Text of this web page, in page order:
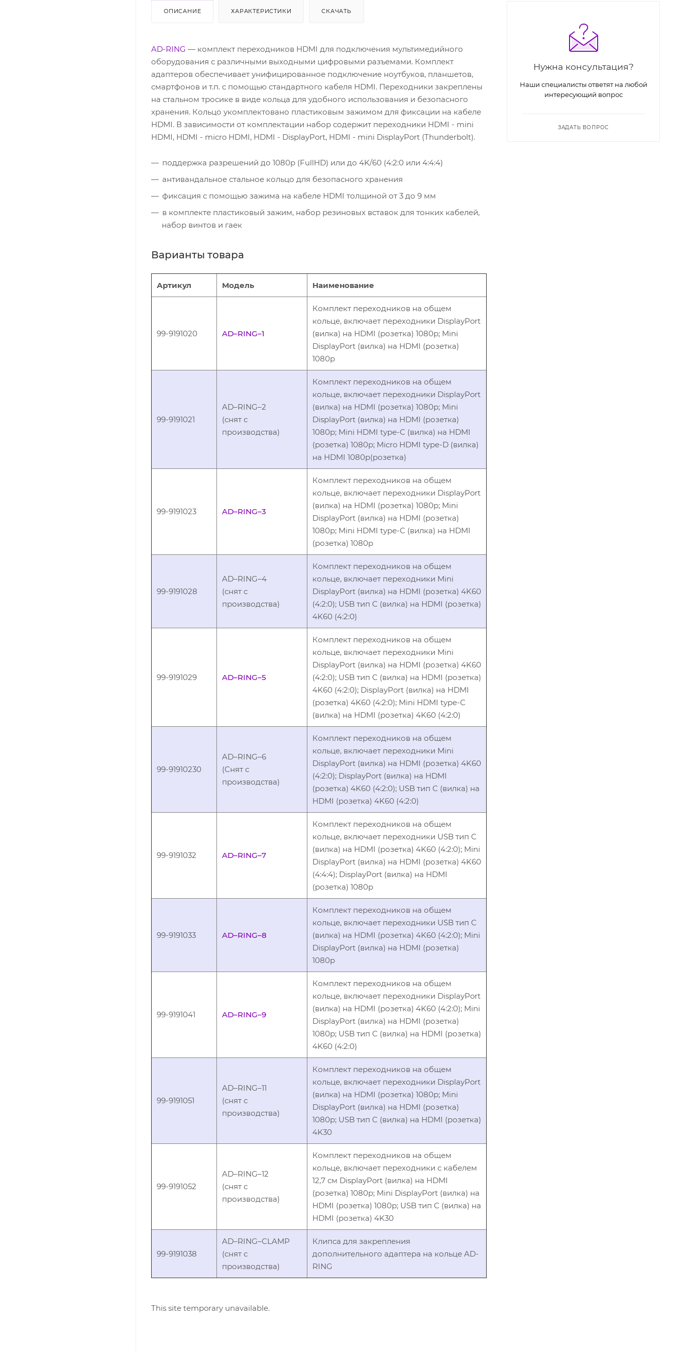
ОПИСАНИЕ ХАРАКТЕРИСТИКИ СКАЧАТЬ
AD-RING — комплект переходников HDMI для подключения мультимедийного
оборудования с различными выходными цифровыми разъемами. Комплект
адаптеров обеспечивает унифицированное подключение ноутбуков, планшетов,
смартфонов и т.п. c помощью стандартного кабеля HDMI. Переходники закреплены
на стальном тросике в виде кольца для удобного использования и безопасного
хранения. Кольцо укомплектовано пластиковым зажимом для фиксации на кабеле
HDMI. В зависимости от комплектации набор содержит переходники HDMI - mini
HDMI, HDMI - micro HDMI, HDMI - DisplayPort, HDMI - mini DisplayPort (Thunderbolt).
поддержка разрешений до 1080p (FullHD) или до 4K/60 (4:2:0 или 4:4:4)
антивандальное стальное кольцо для безопасного хранения
фиксация с помощью зажима на кабеле HDMI толщиной от 3 до 9 мм
в комплекте пластиковый зажим, набор резиновых вставок для тонких кабелей,
набор винтов и гаек
Варианты товара
Артикул Модель Наименование
99-9191020 AD–RING–1
Комплект переходников на общем
кольце, включает переходники DisplayPort
(вилка) на HDMI (розетка) 1080p; Mini
DisplayPort (вилка) на HDMI (розетка)
1080p
99-9191021
AD–RING–2
(снят с
производства)
Комплект переходников на общем
кольце, включает переходники DisplayPort
(вилка) на HDMI (розетка) 1080p; Mini
DisplayPort (вилка) на HDMI (розетка)
1080p; Mini HDMI type-C (вилка) на HDMI
(розетка) 1080p; Micro HDMI type-D (вилка)
на HDMI 1080p(розетка)
99-9191023 AD–RING–3
Комплект переходников на общем
кольце, включает переходники DisplayPort
(вилка) на HDMI (розетка) 1080p; Mini
DisplayPort (вилка) на HDMI (розетка)
1080p; Mini HDMI type-C (вилка) на HDMI
(розетка) 1080p
99-9191028
AD–RING–4
(снят с
производства)
Комплект переходников на общем
кольце, включает переходники Mini
DisplayPort (вилка) на HDMI (розетка) 4K60
(4:2:0); USB тип C (вилка) на HDMI (розетка)
4K60 (4:2:0)
99-9191029 AD–RING–5
Комплект переходников на общем
кольце, включает переходники Mini
DisplayPort (вилка) на HDMI (розетка) 4K60
(4:2:0); USB тип C (вилка) на HDMI (розетка)
4K60 (4:2:0); DisplayPort (вилка) на HDMI
(розетка) 4K60 (4:2:0); Mini HDMI type-C
(вилка) на HDMI (розетка) 4K60 (4:2:0)
99-91910230
AD–RING–6
(Снят с
производства)
Комплект переходников на общем
кольце, включает переходники Mini
DisplayPort (вилка) на HDMI (розетка) 4K60
(4:2:0); DisplayPort (вилка) на HDMI
(розетка) 4K60 (4:2:0); USB тип C (вилка) на
HDMI (розетка) 4K60 (4:2:0)
99-9191032 AD–RING–7
Комплект переходников на общем
кольце, включает переходники USB тип C
(вилка) на HDMI (розетка) 4K60 (4:2:0); Mini
DisplayPort (вилка) на HDMI (розетка) 4K60
(4:4:4); DisplayPort (вилка) на HDMI
(розетка) 1080p
99-9191033 AD–RING–8
Комплект переходников на общем
кольце, включает переходники USB тип C
(вилка) на HDMI (розетка) 4K60 (4:2:0); Mini
DisplayPort (вилка) на HDMI (розетка)
1080p
99-9191041 AD–RING–9
Комплект переходников на общем
кольце, включает переходники DisplayPort
(вилка) на HDMI (розетка) 4K60 (4:2:0); Mini
DisplayPort (вилка) на HDMI (розетка)
1080p; USB тип C (вилка) на HDMI (розетка)
4K60 (4:2:0)
99-9191051
AD–RING–11
(снят с
производства)
Комплект переходников на общем
кольце, включает переходники DisplayPort
(вилка) на HDMI (розетка) 1080p; Mini
DisplayPort (вилка) на HDMI (розетка)
1080p; USB тип C (вилка) на HDMI (розетка)
4K30
99-9191052
AD–RING–12
(снят с
производства)
Комплект переходников на общем
кольце, включает переходники с кабелем
12,7 см DisplayPort (вилка) на HDMI
(розетка) 1080p; Mini DisplayPort (вилка) на
HDMI (розетка) 1080p; USB тип C (вилка) на
HDMI (розетка) 4K30
99-9191038
AD–RING–CLAMP
(снят с
производства)
Клипса для закрепления
дополнительного адаптера на кольце AD-
RING
This site temporary unavailable.
Нужна консультация?
Наши специалисты ответят на любой
интересующий вопрос
ЗАДАТЬ ВОПРОС